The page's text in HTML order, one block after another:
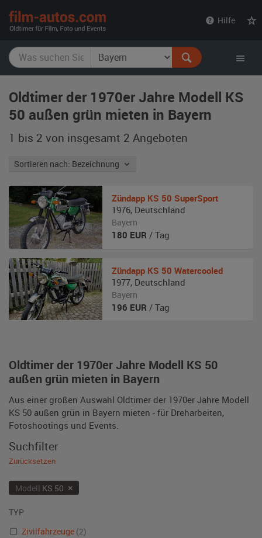
Hilfe
Oldtimer der 1970er Jahre Modell KS
50 außen grün mieten in Bayern
1 bis 2 von insgesamt 2 Angeboten
Sortieren nach: Bezeichnung
Oldtimer der 1970er Jahre Modell KS 50
außen grün mieten in Bayern
Aus einer großen Auswahl Oldtimer der 1970er Jahre Modell
KS 50 außen grün in Bayern mieten - für Dreharbeiten,
Fotoshootings und Events.
Zündapp KS 50 SuperSport
1976, Deutschland
Bayern
180 EUR / Tag
Zündapp KS 50 Watercooled
1977, Deutschland
Bayern
196 EUR / Tag
Suchfilter
Zurücksetzen
Modell KS 50 ×
TYP
Zivilfahrzeuge (2)